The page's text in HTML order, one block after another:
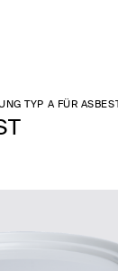
TYP A FÜR